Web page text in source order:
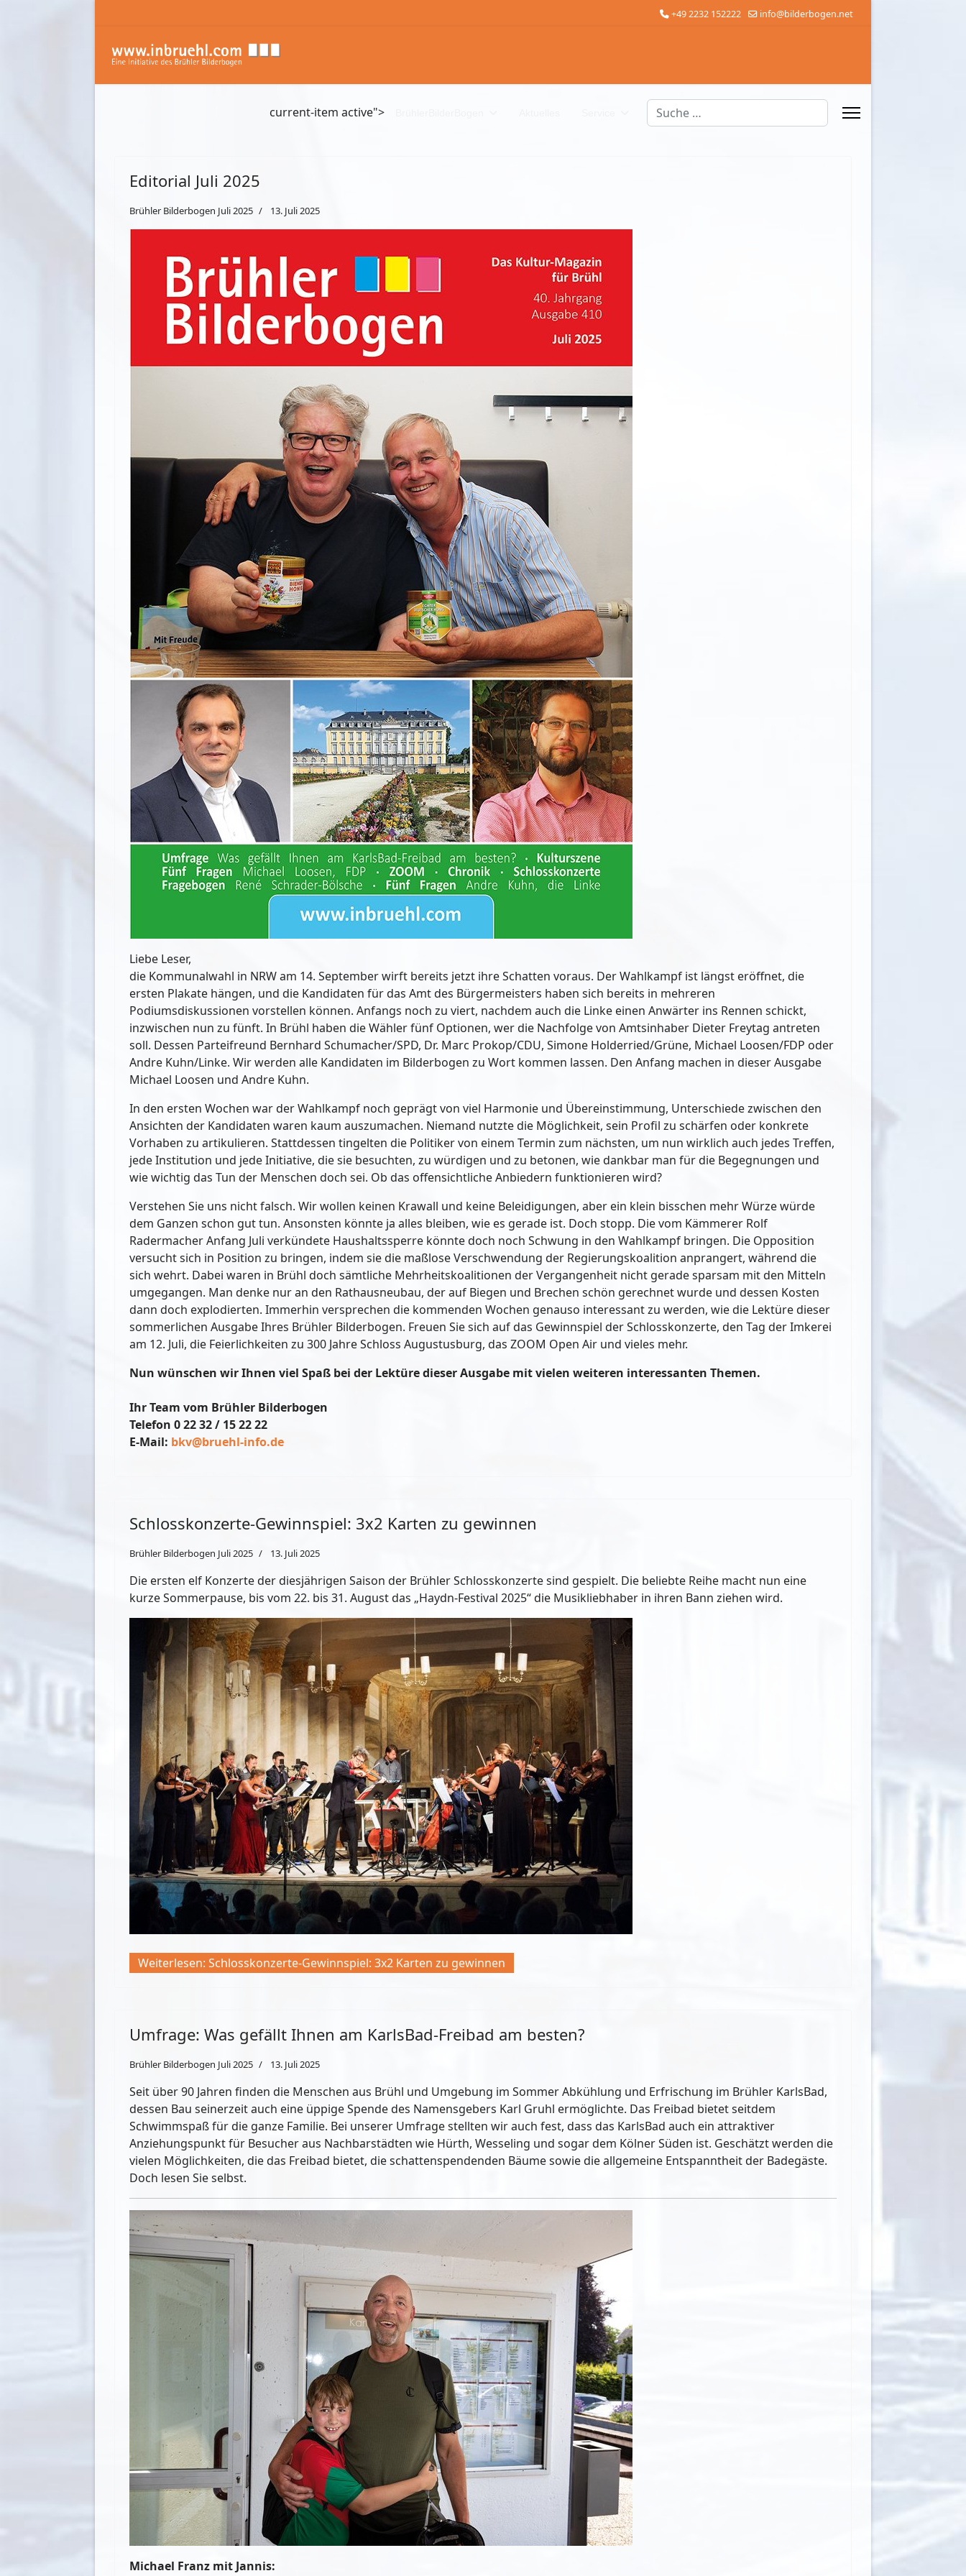
+49 2232 152222 info@bilderbogen.net
current-item active"> Suchen
Editorial Juli 2025
Brühler Bilderbogen Juli 2025 13. Juli 2025
Liebe Leser,
die Kommunalwahl in NRW am 14. September wirft bereits jetzt ihre Schatten voraus. Der Wahlkampf ist längst eröffnet, die
ersten Plakate hängen, und die Kandidaten für das Amt des Bürgermeisters haben sich bereits in mehreren
Podiumsdiskussionen vorstellen können. Anfangs noch zu viert, nachdem auch die Linke einen Anwärter ins Rennen schickt,
inzwischen nun zu fünft. In Brühl haben die Wähler fünf Optionen, wer die Nachfolge von Amtsinhaber Dieter Freytag antreten
soll. Dessen Parteifreund Bernhard Schumacher/SPD, Dr. Marc Prokop/CDU, Simone Holderried/Grüne, Michael Loosen/FDP oder
Andre Kuhn/Linke. Wir werden alle Kandidaten im Bilderbogen zu Wort kommen lassen. Den Anfang machen in dieser Ausgabe
Michael Loosen und Andre Kuhn.
In den ersten Wochen war der Wahlkampf noch geprägt von viel Harmonie und Übereinstimmung, Unterschiede zwischen den
Ansichten der Kandidaten waren kaum auszumachen. Niemand nutzte die Möglichkeit, sein Profil zu schärfen oder konkrete
Vorhaben zu artikulieren. Stattdessen tingelten die Politiker von einem Termin zum nächsten, um nun wirklich auch jedes Treffen,
jede Institution und jede Initiative, die sie besuchten, zu würdigen und zu betonen, wie dankbar man für die Begegnungen und
wie wichtig das Tun der Menschen doch sei. Ob das offensichtliche Anbiedern funktionieren wird?
Verstehen Sie uns nicht falsch. Wir wollen keinen Krawall und keine Beleidigungen, aber ein klein bisschen mehr Würze würde
dem Ganzen schon gut tun. Ansonsten könnte ja alles bleiben, wie es gerade ist. Doch stopp. Die vom Kämmerer Rolf
Radermacher Anfang Juli verkündete Haushaltssperre könnte doch noch Schwung in den Wahlkampf bringen. Die Opposition
versucht sich in Position zu bringen, indem sie die maßlose Verschwendung der Regierungskoalition anprangert, während die
sich wehrt. Dabei waren in Brühl doch sämtliche Mehrheitskoalitionen der Vergangenheit nicht gerade sparsam mit den Mitteln
umgegangen. Man denke nur an den Rathausneubau, der auf Biegen und Brechen schön gerechnet wurde und dessen Kosten
dann doch explodierten. Immerhin versprechen die kommenden Wochen genauso interessant zu werden, wie die Lektüre dieser
sommerlichen Ausgabe Ihres Brühler Bilderbogen. Freuen Sie sich auf das Gewinnspiel der Schlosskonzerte, den Tag der Imkerei
am 12. Juli, die Feierlichkeiten zu 300 Jahre Schloss Augustusburg, das ZOOM Open Air und vieles mehr.
Nun wünschen wir Ihnen viel Spaß bei der Lektüre dieser Ausgabe mit vielen weiteren interessanten Themen.
Ihr Team vom Brühler Bilderbogen
Telefon 0 22 32 / 15 22 22
E-Mail: bkv@bruehl-info.de
Schlosskonzerte-Gewinnspiel: 3x2 Karten zu gewinnen
Brühler Bilderbogen Juli 2025 13. Juli 2025
Die ersten elf Konzerte der diesjährigen Saison der Brühler Schlosskonzerte sind gespielt. Die beliebte Reihe macht nun eine
kurze Sommerpause, bis vom 22. bis 31. August das „Haydn-Festival 2025“ die Musikliebhaber in ihren Bann ziehen wird.
Weiterlesen: Schlosskonzerte-Gewinnspiel: 3x2 Karten zu gewinnen
Umfrage: Was gefällt Ihnen am KarlsBad-Freibad am besten?
Brühler Bilderbogen Juli 2025 13. Juli 2025
Seit über 90 Jahren finden die Menschen aus Brühl und Umgebung im Sommer Abkühlung und Erfrischung im Brühler KarlsBad,
dessen Bau seinerzeit auch eine üppige Spende des Namensgebers Karl Gruhl ermöglichte. Das Freibad bietet seitdem
Schwimmspaß für die ganze Familie. Bei unserer Umfrage stellten wir auch fest, dass das KarlsBad auch ein attraktiver
Anziehungspunkt für Besucher aus Nachbarstädten wie Hürth, Wesseling und sogar dem Kölner Süden ist. Geschätzt werden die
vielen Möglichkeiten, die das Freibad bietet, die schattenspendenden Bäume sowie die allgemeine Entspanntheit der Badegäste.
Doch lesen Sie selbst.
Michael Franz mit Jannis: